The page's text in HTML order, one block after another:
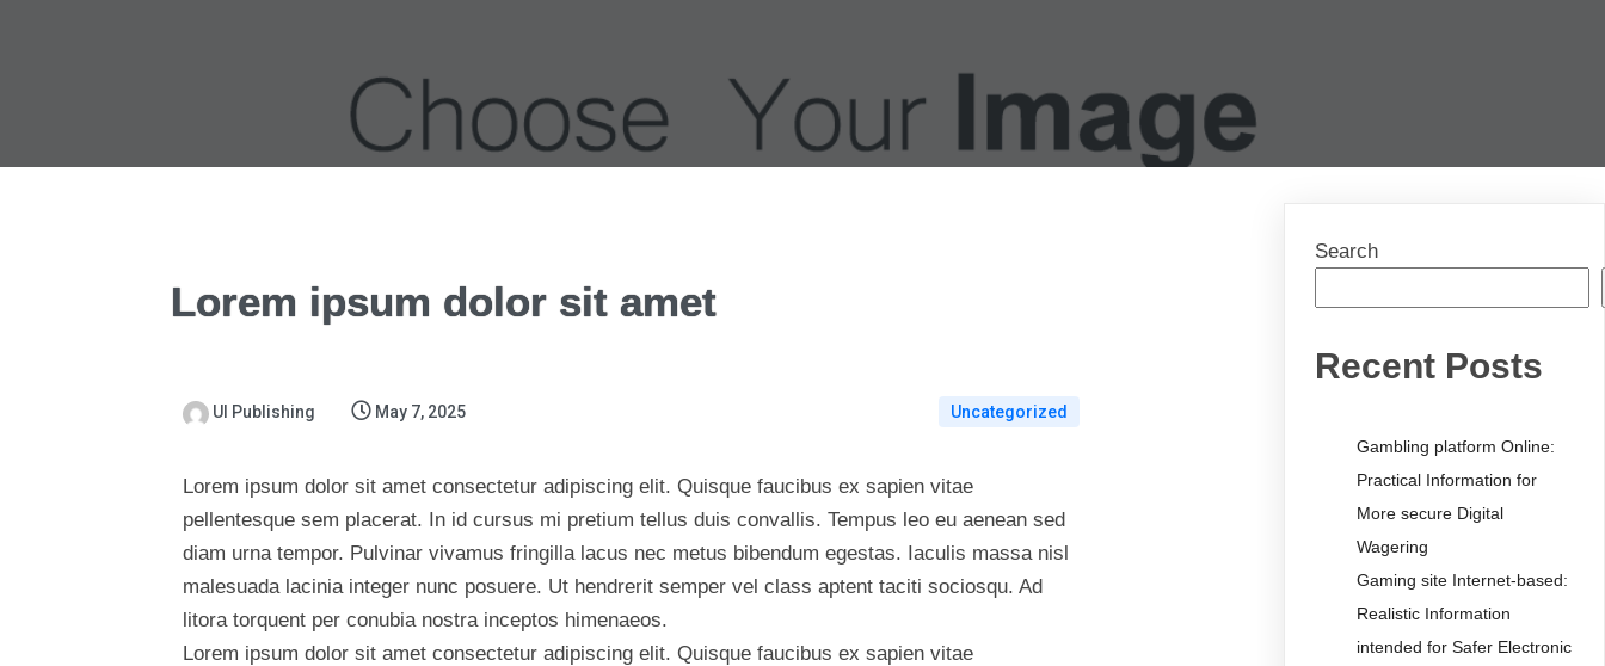
Lorem ipsum dolor sit amet
UI Publishing May 7, 2025 Uncategorized
Lorem ipsum dolor sit amet consectetur adipiscing elit. Quisque faucibus ex sapien vitae
pellentesque sem placerat. In id cursus mi pretium tellus duis convallis. Tempus leo eu aenean sed
diam urna tempor. Pulvinar vivamus fringilla lacus nec metus bibendum egestas. Iaculis massa nisl
malesuada lacinia integer nunc posuere. Ut hendrerit semper vel class aptent taciti sociosqu. Ad
litora torquent per conubia nostra inceptos himenaeos.
Lorem ipsum dolor sit amet consectetur adipiscing elit. Quisque faucibus ex sapien vitae
Search
Recent Posts
Gambling platform Online:
Practical Information for
More secure Digital
Wagering
Gaming site Internet-based:
Realistic Information
intended for Safer Electronic